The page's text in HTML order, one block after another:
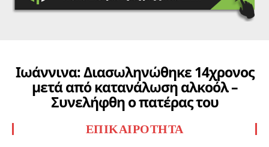
Ιωάννινα: Διασωληνώθηκε 14χρονος
μετά από κατανάλωση αλκοόλ –
Συνελήφθη ο πατέρας του
ΕΠΙΚΑΙΡΌΤΗΤΑ